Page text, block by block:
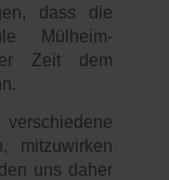
dass die
Mülheim-
Zeit dem
mitzuwirken
uns daher